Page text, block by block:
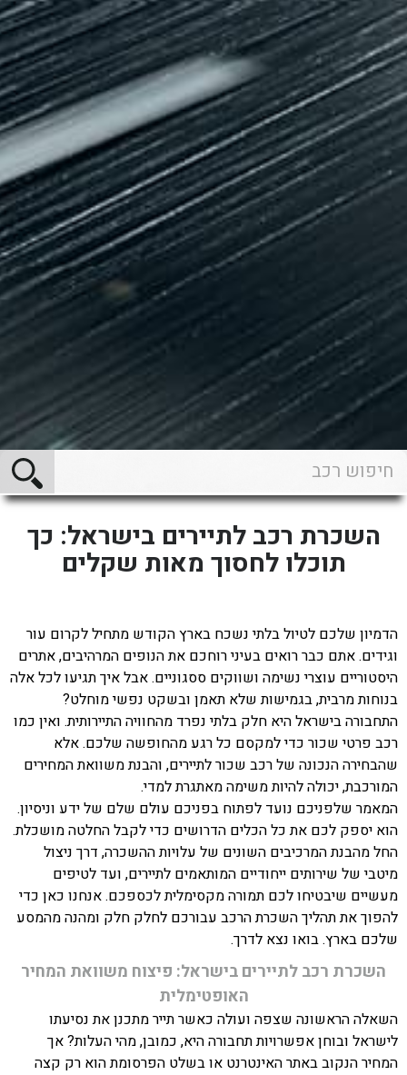
השכרת רכב לתיירים בישראל: כך
תוכלו לחסוך מאות שקלים
הדמיון שלכם לטיול בלתי נשכח בארץ הקודש מתחיל לקרום עור
וגידים. אתם כבר רואים בעיני רוחכם את הנופים המרהיבים, אתרים
היסטוריים עוצרי נשימה ושווקים ססגוניים. אבל איך תגיעו לכל אלה
בנוחות מרבית, בגמישות שלא תאמן ובשקט נפשי מוחלט?
התחבורה בישראל היא חלק בלתי נפרד מהחוויה התיירותית. ואין כמו
רכב פרטי שכור כדי למקסם כל רגע מהחופשה שלכם. אלא
שהבחירה הנכונה של רכב שכור לתיירים, והבנת משוואת המחירים
המורכבת, יכולה להיות משימה מאתגרת למדי.
המאמר שלפניכם נועד לפתוח בפניכם עולם שלם של ידע וניסיון.
הוא יספק לכם את כל הכלים הדרושים כדי לקבל החלטה מושכלת.
החל מהבנת המרכיבים השונים של עלויות ההשכרה, דרך ניצול
מיטבי של שירותים ייחודיים המותאמים לתיירים, ועד לטיפים
מעשיים שיבטיחו לכם תמורה מקסימלית לכספכם. אנחנו כאן כדי
להפוך את תהליך השכרת הרכב עבורכם לחלק חלק ומהנה מהמסע
שלכם בארץ. בואו נצא לדרך.
השכרת רכב לתיירים בישראל: פיצוח משוואת המחיר
האופטימלית
השאלה הראשונה שצפה ועולה כאשר תייר מתכנן את נסיעתו
לישראל ובוחן אפשרויות תחבורה היא, כמובן, מהי העלות? אך
המחיר הנקוב באתר האינטרנט או בשלט הפרסומת הוא רק קצה